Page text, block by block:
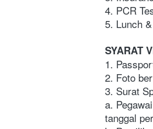
4. PCR
5. Lunch
SYARAT
1.
2. Foto
3. Surat
a.
tanggal